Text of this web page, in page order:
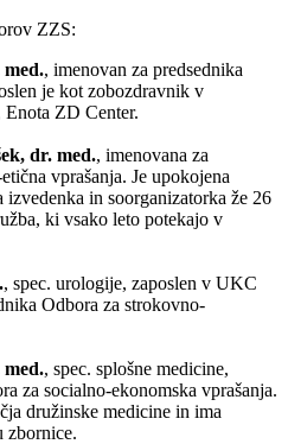
ZZS:
, imenovan za predsednika
je kot zobozdravnik v
ZD Center.
dr. med., imenovana za
vprašanja. Je upokojena
in soorganizatorka že 26
ki vsako leto potekajo v
, spec. urologije, zaposlen v UKC
Odbora za strokovno-
, spec. splošne medicine,
za socialno-ekonomska vprašanja.
družinske medicine in ima
zbornice.